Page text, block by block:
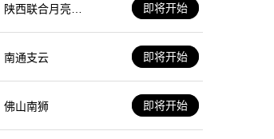
陕西联合月亮泊
即将开始
南通支云 即将开始
佛山南狮 即将开始